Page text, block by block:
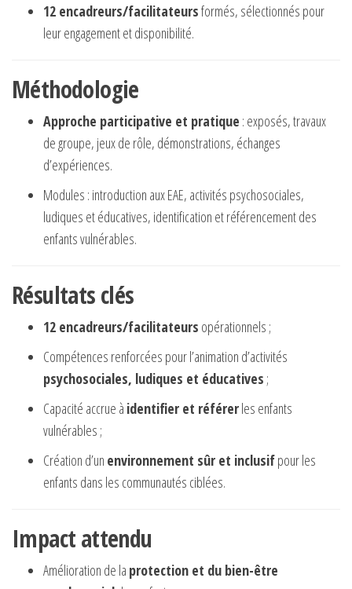
12 encadreurs/facilitateursformés, sélectionnés pour
leur engagement et disponibilité.
Méthodologie
Approche participative et pratique : exposés, travaux
de groupe, jeux de rôle, démonstrations, échanges
d’expériences.
Modules : introduction aux EAE, activités psychosociales,
ludiques et éducatives, identification et référencement des
enfants vulnérables.
Résultats clés
12 encadreurs/facilitateurs opérationnels ;
Compétences renforcées pour l’animation d’activités
psychosociales, ludiques et éducatives ;
Capacité accrue à identifier et référerles enfants
vulnérables ;
Création d’un environnement sûr et inclusifpour les
enfants dans les communautés ciblées.
Impact attendu
Amélioration de la protection et du bien-être